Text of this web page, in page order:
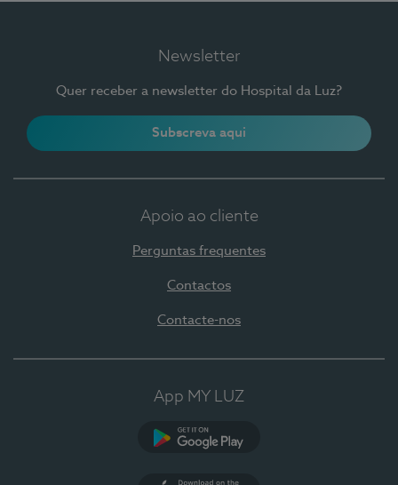
Newsletter
Quer receber a newsletter do Hospital da Luz?
Subscreva aqui
Apoio ao cliente
Perguntas frequentes
Contactos
Contacte-nos
App MY LUZ